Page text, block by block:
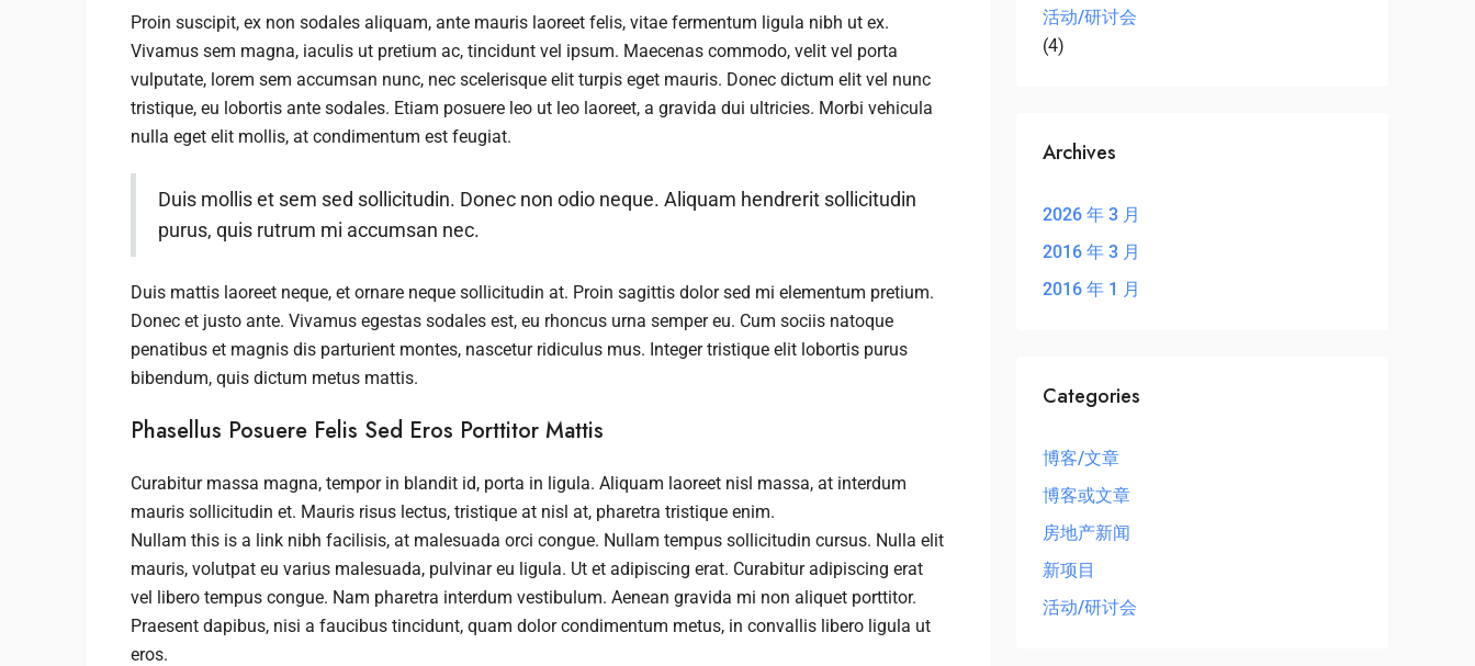
Proin suscipit, ex non sodales aliquam, ante mauris laoreet felis, vitae fermentum ligula nibh ut ex.
Vivamus sem magna, iaculis ut pretium ac, tincidunt vel ipsum. Maecenas commodo, velit vel porta
vulputate, lorem sem accumsan nunc, nec scelerisque elit turpis eget mauris. Donec dictum elit vel nunc
tristique, eu lobortis ante sodales. Etiam posuere leo ut leo laoreet, a gravida dui ultricies. Morbi vehicula
nulla eget elit mollis, at condimentum est feugiat.
Duis mollis et sem sed sollicitudin. Donec non odio neque. Aliquam hendrerit sollicitudin
purus, quis rutrum mi accumsan nec.
Duis mattis laoreet neque, et ornare neque sollicitudin at. Proin sagittis dolor sed mi elementum pretium.
Donec et justo ante. Vivamus egestas sodales est, eu rhoncus urna semper eu. Cum sociis natoque
penatibus et magnis dis parturient montes, nascetur ridiculus mus. Integer tristique elit lobortis purus
bibendum, quis dictum metus mattis.
Phasellus Posuere Felis Sed Eros Porttitor Mattis
Curabitur massa magna, tempor in blandit id, porta in ligula. Aliquam laoreet nisl massa, at interdum
mauris sollicitudin et. Mauris risus lectus, tristique at nisl at, pharetra tristique enim.
Nullam this is a link nibh facilisis, at malesuada orci congue. Nullam tempus sollicitudin cursus. Nulla elit
mauris, volutpat eu varius malesuada, pulvinar eu ligula. Ut et adipiscing erat. Curabitur adipiscing erat
vel libero tempus congue. Nam pharetra interdum vestibulum. Aenean gravida mi non aliquet porttitor.
Praesent dapibus, nisi a faucibus tincidunt, quam dolor condimentum metus, in convallis libero ligula ut
eros.
活动/研讨会
(4)
Archives
2026 年 3 月
2016 年 3 月
2016 年 1 月
Categories
博客/文章
博客或文章
房地产新闻
新项目
活动/研讨会